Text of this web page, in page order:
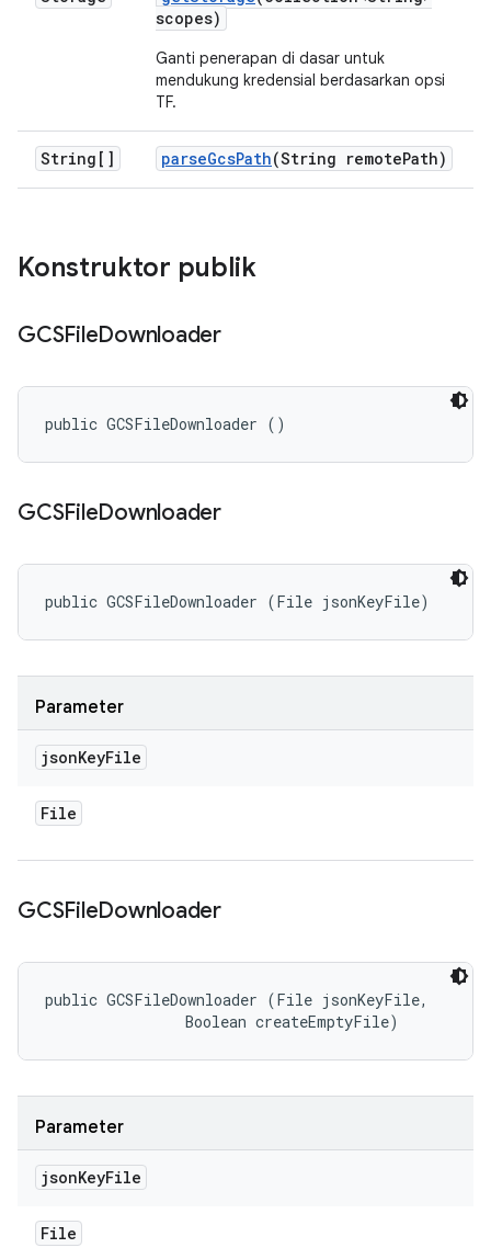
scopes)
Ganti penerapan di dasar untuk
mendukung kredensial berdasarkan opsi
TF.
String[] parseGcsPath(String remotePath)
Konstruktor publik
GCSFileDownloader
public GCSFileDownloader ()
GCSFileDownloader
public GCSFileDownloader (File jsonKeyFile)
Parameter
jsonKeyFile
File
GCSFileDownloader
public GCSFileDownloader (File jsonKeyFile,
                Boolean createEmptyFile)
Parameter
jsonKeyFile
File